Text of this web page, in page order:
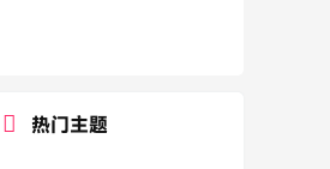
热门主题